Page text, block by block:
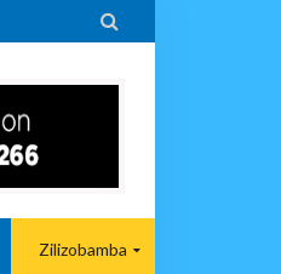

Zilizobamba